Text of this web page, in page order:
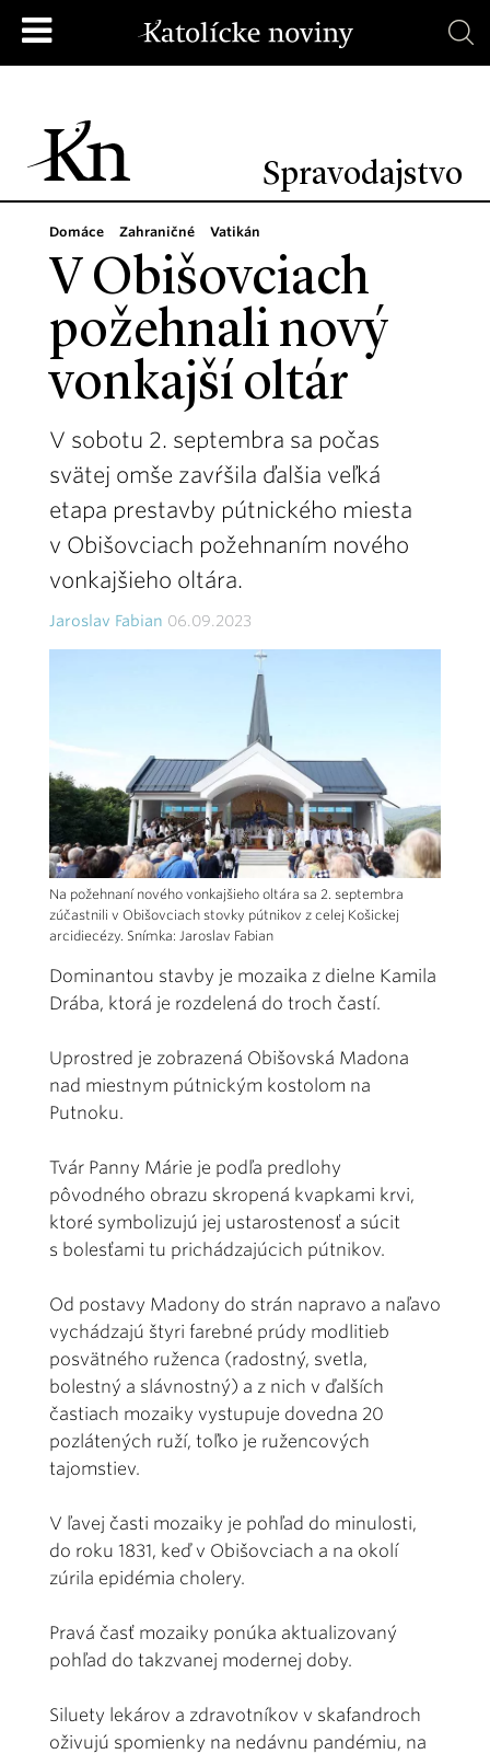
Spravodajstvo
Domáce Zahraničné Vatikán
V Obišovciach
požehnali nový
vonkajší oltár
V sobotu 2. septembra sa počas
svätej omše zavŕšila ďalšia veľká
etapa prestavby pútnického miesta
v Obišovciach požehnaním nového
vonkajšieho oltára.
Jaroslav Fabian 06.09.2023
Na požehnaní nového vonkajšieho oltára sa 2. septembra
zúčastnili v Obišovciach stovky pútnikov z celej Košickej
arcidiecézy. Snímka: Jaroslav Fabian
Dominantou stavby je mozaika z dielne Kamila
Drába, ktorá je rozdelená do troch častí.
Uprostred je zobrazená Obišovská Madona
nad miestnym pútnickým kostolom na
Putnoku.
Tvár Panny Márie je podľa predlohy
pôvodného obrazu skropená kvapkami krvi,
ktoré symbolizujú jej ustarostenosť a súcit
s bolesťami tu prichádzajúcich pútnikov.
Od postavy Madony do strán napravo a naľavo
vychádzajú štyri farebné prúdy modlitieb
posvätného ruženca (radostný, svetla,
bolestný a slávnostný) a z nich v ďalších
častiach mozaiky vystupuje dovedna 20
pozlátených ruží, toľko je ružencových
tajomstiev.
V ľavej časti mozaiky je pohľad do minulosti,
do roku 1831, keď v Obišovciach a na okolí
zúrila epidémia cholery.
Pravá časť mozaiky ponúka aktualizovaný
pohľad do takzvanej modernej doby.
Siluety lekárov a zdravotníkov v skafandroch
oživujú spomienky na nedávnu pandémiu, na